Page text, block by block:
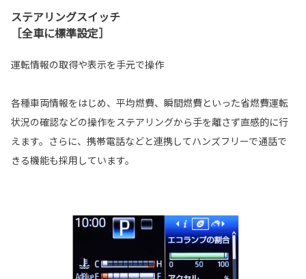
ステアリングスイッチ
［全車に標準設定］
運転情報の取得や表示を手元で操作
各種車両情報をはじめ、平均燃費、瞬間燃費といった省燃費運転
状況の確認などの操作をステアリングから手を離さず直感的に行
えます。さらに、携帯電話などと連携してハンズフリーで通話で
きる機能も採用しています。